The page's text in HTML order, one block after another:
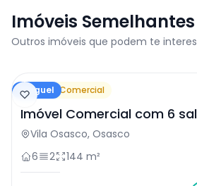
Imóveis Semelhantes
Outros imóveis que podem te
Aluguel
Imóvel Comercial
Imóvel Comercial com 6
Vila Osasco, Osasco
6
2 144 m²